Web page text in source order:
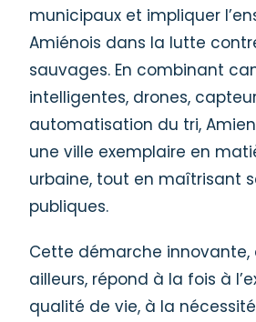
municipaux et impliquer
Amiénois dans la lutte
sauvages. En combinant
intelligentes, drones,
automatisation du tri,
une ville exemplaire en
urbaine, tout en maîtrisant
publiques.
Cette démarche innovante,
ailleurs, répond à la fois à
qualité de vie, à la